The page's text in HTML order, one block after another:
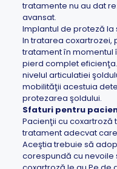
tratamente nu au dat
avansat.
Implantul de proteză
In tratarea coxartrozei,
tratament în momentul
pierd complet
nivelul articulatiei
mobilităţii acestuia
protezarea şoldului.
Sfaturi pentru
Pacienţii cu coxartroză
tratament adecvat
Aceştia trebuie să
corespundă cu